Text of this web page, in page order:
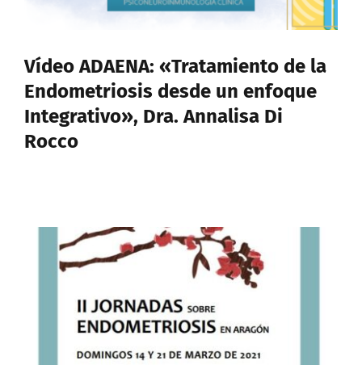
Vídeo ADAENA: «Tratamiento de la
Endometriosis desde un enfoque
Integrativo», Dra. Annalisa Di
Rocco